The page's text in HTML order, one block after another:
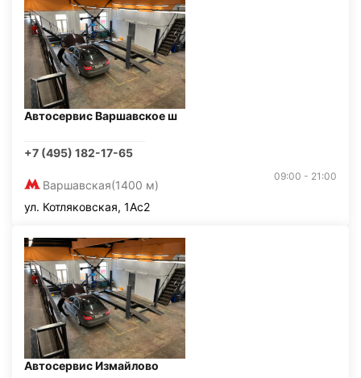
Автосервис Варшавское ш
+7 (495) 182-17-65
Варшавская(1400 м)
09:00 - 21:00
ул. Котляковская, 1Ас2
Автосервис Измайлово